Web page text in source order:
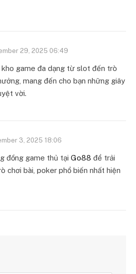
29, 2025 06:49
game đa dạng từ slot đến trò
mang đến cho bạn những giây
vời.
3, 2025 18:06
đồng game thủ tại Go88 để trải
chơi bài, poker phổ biến nhất hiện